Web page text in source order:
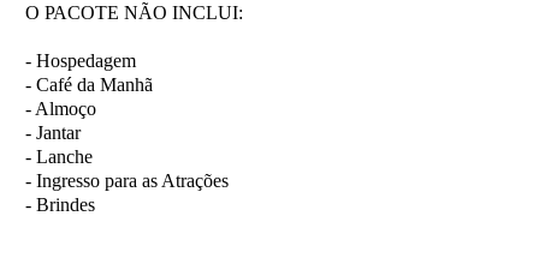
O PACOTE NÃO INCLUI:
- Hospedagem
- Café da Manhã
- Almoço
- Jantar
- Lanche
- Ingresso para as Atrações
- Brindes